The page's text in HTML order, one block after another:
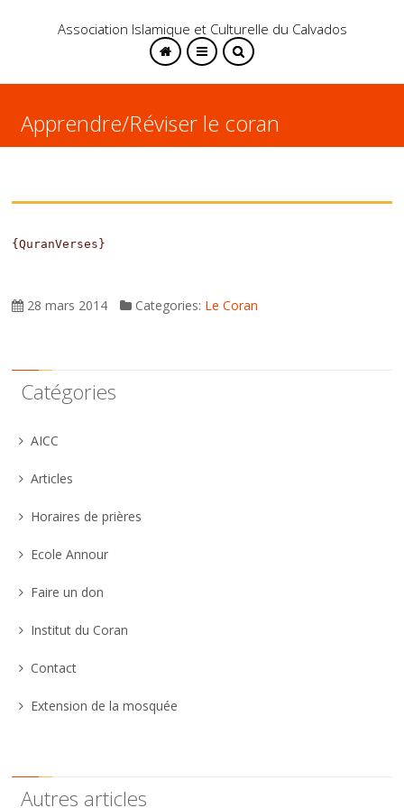
SEARCH
Association Islamique et Culturelle du Calvados
Apprendre/Réviser le coran
{QuranVerses}
28 mars 2014 Categories: Le Coran
Catégories
AICC
Articles
Horaires de prières
Ecole Annour
Faire un don
Institut du Coran
Contact
Extension de la mosquée
Autres articles